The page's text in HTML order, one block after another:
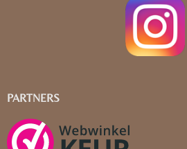
PARTNERS